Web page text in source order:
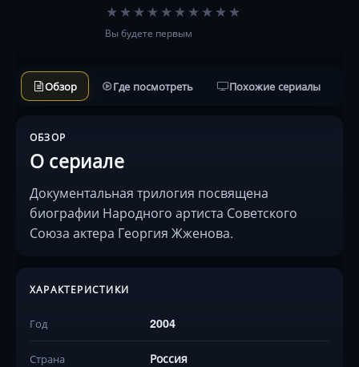
★ ★ ★ ★ ★ ★ ★ ★ ★ ★
Вы будете первым
Обзор Где посмотреть Похожие сериалы
ОБЗОР
О сериале
Документальная трилогия посвящена
биографии Народного артиста Советского
Союза актера Георгия Жженова.
ХАРАКТЕРИСТИКИ
Год 2004
Страна Россия